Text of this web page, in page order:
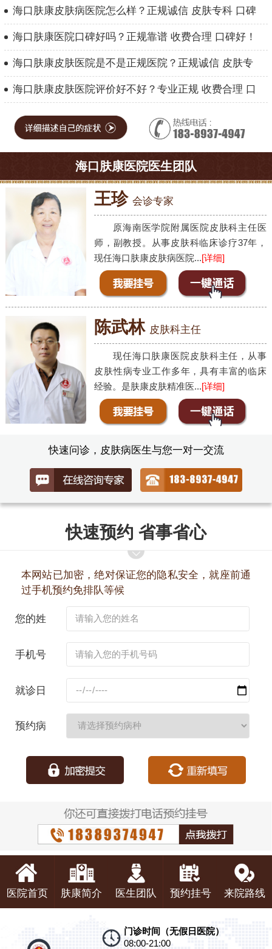
海口肤康皮肤病医院怎么样？正规诚信 皮肤专科 口碑
海口肤康医院口碑好吗？正规靠谱 收费合理 口碑好！
海口肤康皮肤医院是不是正规医院？正规诚信 皮肤专
海口肤康皮肤医院评价好不好？专业正规 收费合理 口
海口肤康医院医生团队
王珍 会诊专家
原海南医学院附属医院皮肤科主任医
师，副教授。从事皮肤科临床诊疗37年，
现任海口肤康皮肤病医院...[详细]
陈武林 皮肤科主任
现任海口肤康医院皮肤科主任，从事
皮肤性病专业工作多年，具有丰富的临床
经验。是肤康皮肤精准医...[详细]
快速问诊，皮肤病医生与您一对一交流
快速预约 省事省心
本网站已加密，绝对保证您的隐私安全，就座前通
过手机预约免排队等候
您的姓
手机号
就诊日
预约病
医院首页 肤康简介 医生团队 预约挂号 来院路线
门诊时间（无假日医院）
08:00-21:00